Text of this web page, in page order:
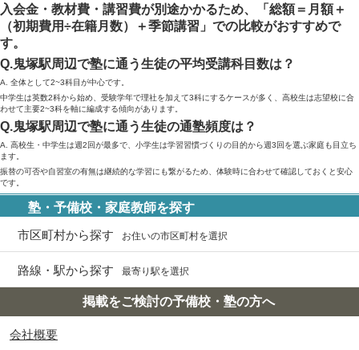
入会金・教材費・講習費が別途かかるため、「総額＝月額＋
（初期費用÷在籍月数）＋季節講習」での比較がおすすめで
す。
Q.鬼塚駅周辺で塾に通う生徒の平均受講科目数は？
A. 全体として2~3科目が中心です。
中学生は英数2科から始め、受験学年で理社を加えて3科にするケースが多く、高校生は志望校に合
わせて主要2~3科を軸に編成する傾向があります。
Q.鬼塚駅周辺で塾に通う生徒の通塾頻度は？
A. 高校生・中学生は週2回が最多で、小学生は学習習慣づくりの目的から週3回を選ぶ家庭も目立ち
ます。
振替の可否や自習室の有無は継続的な学習にも繋がるため、体験時に合わせて確認しておくと安心
です。
塾・予備校・家庭教師を探す
市区町村から探す お住いの市区町村を選択
路線・駅から探す 最寄り駅を選択
掲載をご検討の予備校・塾の方へ
会社概要